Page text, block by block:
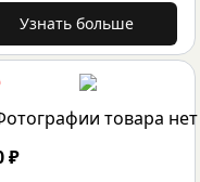
Узнать больше
₽